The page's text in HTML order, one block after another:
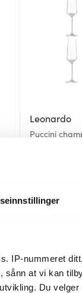
IP-nummeret
at vi kan
Du
Leonardo
Puccini